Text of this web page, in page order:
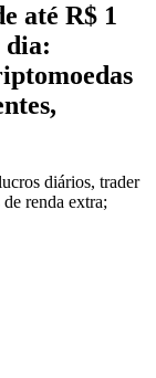
até R$ 1
dia:
diários, trader
renda extra;